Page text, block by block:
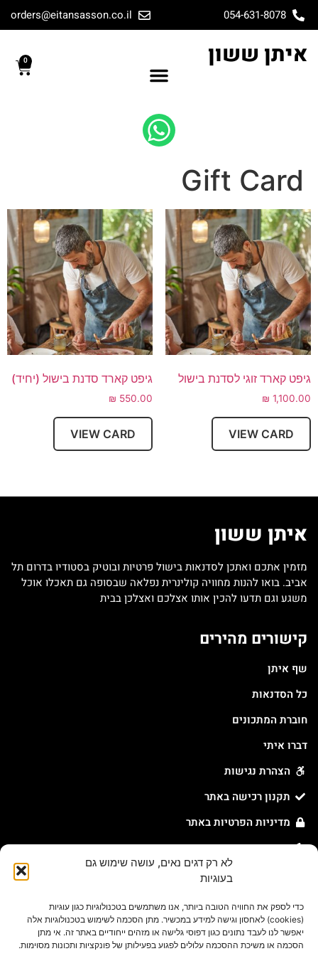
לא רק דגים נאים, עושה שימוש גם
בעוגיות
כדי לספק את החוויה הטובה ביותר, אנו משתמשים בטכנולוגיות כגון עוגיות
(cookies) לאחסון וגישה למידע במכשיר. מתן הסכמה לשימוש בטכנולוגיות אלה
יאפשר לנו לעבד נתונים כגון דפוסי גלישה או מזהים ייחודיים באתר זה. אי מתן
הסכמה או משיכת ההסכמה עלולים לפגוע בפעילותן של פונקציות ותכונות מסוימות.
054-631-8078
orders@eitansasson.co.il
איתן ששון 0
Gift Card
גיפט קארד זוגי לסדנת בישול
₪ 1,100.00
VIEW CARD
גיפט קארד סדנת בישול (יחיד)
₪ 550.00
VIEW CARD
איתן ששון
מזמין אתכם ואתכן לסדנאות בישול פרטיות ובוטיק בסטודיו בדרום תל
אביב. בואו להנות מחוויה קולינרית נפלאה שבסופה גם תאכלו אוכל
משגע וגם תדעו להכין אותו אצלכם ואצלכן בבית
קישורים מהירים
שף איתן
כל הסדנאות
חוברת המתכונים
דברו איתי
הצהרת נגישות
תקנון רכישה באתר
מדיניות הפרטיות באתר
מדיניות עוגיות באתר
054-631-8078
orders@eitansasson.co.il